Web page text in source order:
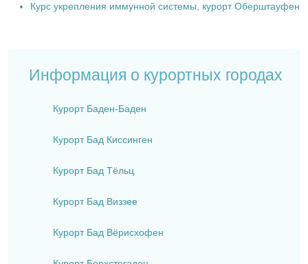
Курс укрепления иммунной системы, курорт Оберштауфен
Информация о курортных городах
Курорт Баден-Баден
Курорт Бад Киссинген
Курорт Бад Тёльц
Курорт Бад Виззее
Курорт Бад Вёрисхофен